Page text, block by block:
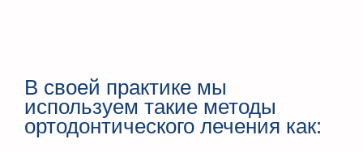
В своей практике мы
используем такие методы
ортодонтического лечения как: